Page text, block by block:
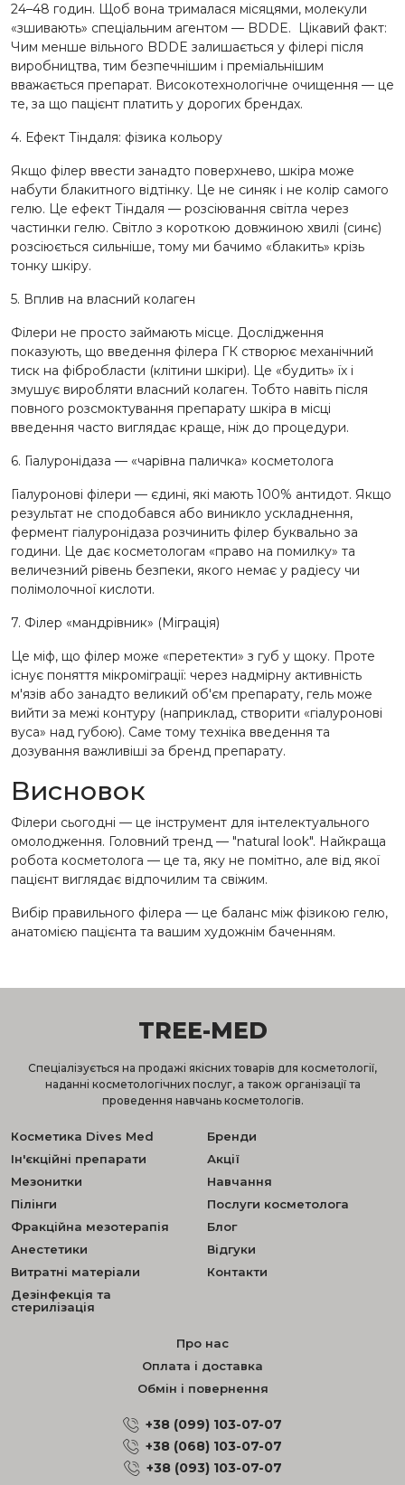
24–48 годин. Щоб вона трималася місяцями, молекули
«зшивають» спеціальним агентом — BDDE. Цікавий факт:
Чим менше вільного BDDE залишається у філері після
виробництва, тим безпечнішим і преміальнішим
вважається препарат. Високотехнологічне очищення — це
те, за що пацієнт платить у дорогих брендах.
4. Ефект Тіндаля: фізика кольору
Якщо філер ввести занадто поверхнево, шкіра може
набути блакитного відтінку. Це не синяк і не колір самого
гелю. Це ефект Тіндаля — розсіювання світла через
частинки гелю. Світло з короткою довжиною хвилі (синє)
розсіюється сильніше, тому ми бачимо «блакить» крізь
тонку шкіру.
5. Вплив на власний колаген
Філери не просто займають місце. Дослідження
показують, що введення філера ГК створює механічний
тиск на фібробласти (клітини шкіри). Це «будить» їх і
змушує виробляти власний колаген. Тобто навіть після
повного розсмоктування препарату шкіра в місці
введення часто виглядає краще, ніж до процедури.
6. Гіалуронідаза — «чарівна паличка» косметолога
Гіалуронові філери — єдині, які мають 100% антидот. Якщо
результат не сподобався або виникло ускладнення,
фермент гіалуронідаза розчинить філер буквально за
години. Це дає косметологам «право на помилку» та
величезний рівень безпеки, якого немає у радіесу чи
полімолочної кислоти.
7. Філер «мандрівник» (Міграція)
Це міф, що філер може «перетекти» з губ у щоку. Проте
існує поняття мікроміграції: через надмірну активність
м'язів або занадто великий об'єм препарату, гель може
вийти за межі контуру (наприклад, створити «гіалуронові
вуса» над губою). Саме тому техніка введення та
дозування важливіші за бренд препарату.
Висновок
Філери сьогодні — це інструмент для інтелектуального
омолодження. Головний тренд — "natural look". Найкраща
робота косметолога — це та, яку не помітно, але від якої
пацієнт виглядає відпочилим та свіжим.
Вибір правильного філера — це баланс між фізикою гелю,
анатомією пацієнта та вашим художнім баченням.
TREE-MED
Спеціалізується на продажі якісних товарів для косметології,
наданні косметологічних послуг, а також організації та
проведення навчань косметологів.
Косметика Dives Med
Ін'єкційні препарати
Мезонитки
Пілінги
Фракційна мезотерапія
Анестетики
Витратні матеріали
Дезінфекція та
стерилізація
Бренди
Акції
Навчання
Послуги косметолога
Блог
Відгуки
Контакти
Про нас
Оплата і доставка
Обмін і повернення
+38 (099) 103-07-07
+38 (068) 103-07-07
+38 (093) 103-07-07